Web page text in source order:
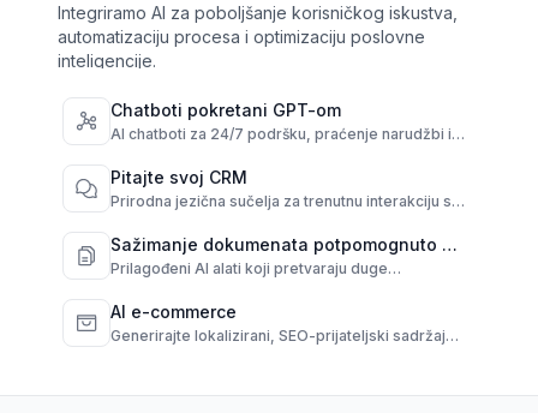
Integriramo AI za poboljšanje korisničkog iskustva,
automatizaciju procesa i optimizaciju poslovne
inteligencije.
Chatboti pokretani GPT-om
AI chatboti za 24/7 podršku, praćenje narudžbi i
Pitajte svoj CRM
Prirodna jezična sučelja za trenutnu interakciju s
Sažimanje dokumenata potpomognuto AI-
om
Prilagođeni AI alati koji pretvaraju duge
AI e-commerce
Generirajte lokalizirani, SEO-prijateljski sadržaj